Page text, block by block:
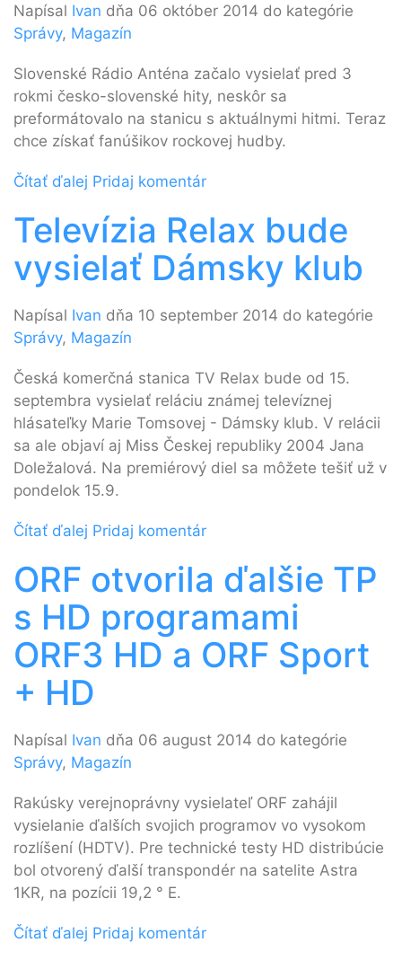
Napísal Ivan dňa 06 október 2014 do kategórie
Správy, Magazín
Slovenské Rádio Anténa začalo vysielať pred 3
rokmi česko-slovenské hity, neskôr sa
preformátovalo na stanicu s aktuálnymi hitmi. Teraz
chce získať fanúšikov rockovej hudby.
Čítať ďalej Pridaj komentár
Televízia Relax bude
vysielať Dámsky klub
Napísal Ivan dňa 10 september 2014 do kategórie
Správy, Magazín
Česká komerčná stanica TV Relax bude od 15.
septembra vysielať reláciu známej televíznej
hlásateľky Marie Tomsovej - Dámsky klub. V relácii
sa ale objaví aj Miss Českej republiky 2004 Jana
Doležalová. Na premiérový diel sa môžete tešiť už v
pondelok 15.9.
Čítať ďalej Pridaj komentár
ORF otvorila ďalšie TP
s HD programami
ORF3 HD a ORF Sport
+ HD
Napísal Ivan dňa 06 august 2014 do kategórie
Správy, Magazín
Rakúsky verejnoprávny vysielateľ ORF zahájil
vysielanie ďalších svojich programov vo vysokom
rozlíšení (HDTV). Pre technické testy HD distribúcie
bol otvorený ďalší transpondér na satelite Astra
1KR, na pozícii 19,2 ° E.
Čítať ďalej Pridaj komentár